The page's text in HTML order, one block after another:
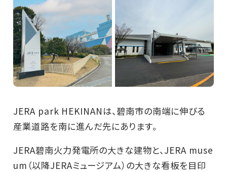
JERA park HEKINANは、碧南市の南端に伸びる
産業道路を南に進んだ先にあります。
JERA碧南火力発電所の大きな建物と、JERA muse
um（以降JERAミュージアム）の大きな看板を目印